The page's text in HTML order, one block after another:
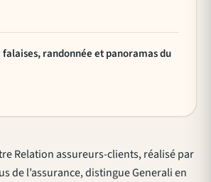
Relation assureurs-clients, réalisé par
de l’assurance, distingue Generali en
falaises, randonnée et panoramas du